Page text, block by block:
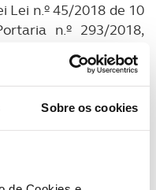
Sobre os cookies
Lei n.º 45/2018 de 10
n.º 293/2018,
em veículos
de realizar uma
devida certificação.
não poderão solicitar